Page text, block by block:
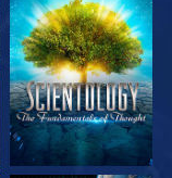
בדוק את הסדרה